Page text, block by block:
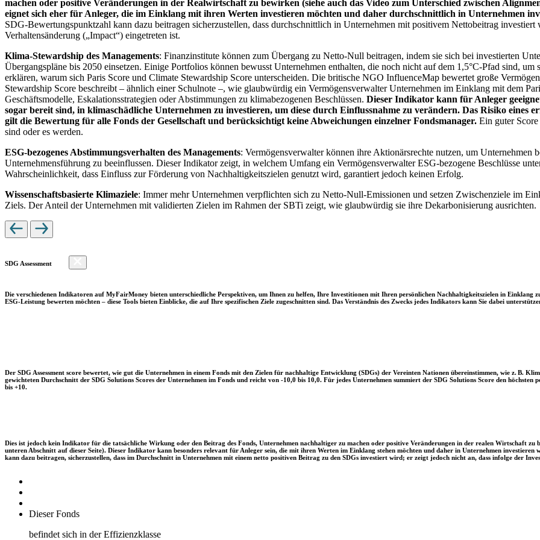
machen oder positive Veränderungen in der Realwirtschaft zu bewirken (siehe auch das Video zum Unterschied zwischen
eignet sich eher für Anleger, die im Einklang mit ihren Werten investieren möchten und daher durchschnittlich in Unternehmen
SDG-Bewertungspunktzahl kann dazu beitragen sicherzustellen, dass durchschnittlich in Unternehmen mit positivem Nettobeitrag
Verhaltensänderung („Impact“) eingetreten ist.
Klima-Stewardship des Managements: Finanzinstitute können zum Übergang zu Netto-Null beitragen, indem sie sich bei investierten
Übergangspläne bis 2050 einsetzen. Einige Portfolios können bewusst Unternehmen enthalten, die noch nicht auf dem 1,5°C-Pfad sind,
erklären, warum sich Paris Score und Climate Stewardship Score unterscheiden. Die britische NGO InfluenceMap bewertet große
Stewardship Score beschreibt – ähnlich einer Schulnote –, wie glaubwürdig ein Vermögensverwalter Unternehmen im Einklang mit dem
Geschäftsmodelle, Eskalationsstrategien oder Abstimmungen zu klimabezogenen Beschlüssen. Dieser Indikator kann für Anleger
sogar bereit sind, in klimaschädliche Unternehmen zu investieren, um diese durch Einflussnahme zu verändern. Das Risiko eines
gilt die Bewertung für alle Fonds der Gesellschaft und berücksichtigt keine Abweichungen einzelner Fondsmanager. Ein guter
sind oder es werden.
ESG-bezogenes Abstimmungsverhalten des Managements: Vermögensverwalter können ihre Aktionärsrechte nutzen, um
Unternehmensführung zu beeinflussen. Dieser Indikator zeigt, in welchem Umfang ein Vermögensverwalter ESG-bezogene Beschlüsse
Wahrscheinlichkeit, dass Einfluss zur Förderung von Nachhaltigkeitszielen genutzt wird, garantiert jedoch keinen Erfolg.
Wissenschaftsbasierte Klimaziele: Immer mehr Unternehmen verpflichten sich zu Netto-Null-Emissionen und setzen Zwischenziele im
Ziels. Der Anteil der Unternehmen mit validierten Zielen im Rahmen der SBTi zeigt, wie glaubwürdig sie ihre Dekarbonisierung ausrichten.
SDG Assessment
Die verschiedenen Indikatoren auf MyFairMoney bieten unterschiedliche Perspektiven, um Ihnen zu helfen, Ihre Investitionen mit Ihren persönlichen Nachhaltigkeitszielen in Einklang
ESG-Leistung bewerten möchten – diese Tools bieten Einblicke, die auf Ihre spezifischen Ziele zugeschnitten sind. Das Verständnis des Zwecks jedes Indikators kann Sie dabei
Der SDG Assessment score bewertet, wie gut die Unternehmen in einem Fonds mit den Zielen für nachhaltige Entwicklung (SDGs) der Vereinten Nationen übereinstimmen, wie z. B.
gewichteten Durchschnitt der SDG Solutions Scores der Unternehmen im Fonds und reicht von -10,0 bis 10,0. Für jedes Unternehmen summiert der SDG Solutions Score den
bis +10.
Dies ist jedoch kein Indikator für die tatsächliche Wirkung oder den Beitrag des Fonds, Unternehmen nachhaltiger zu machen oder positive Veränderungen in der realen Wirtschaft zu
unteren Abschnitt auf dieser Seite). Dieser Indikator kann besonders relevant für Anleger sein, die mit ihren Werten im Einklang stehen möchten und daher in Unternehmen
kann dazu beitragen, sicherzustellen, dass im Durchschnitt in Unternehmen mit einem netto positiven Beitrag zu den SDGs investiert wird; er zeigt jedoch nicht an, dass infolge der
Dieser Fonds
befindet sich in der Effizienzklasse